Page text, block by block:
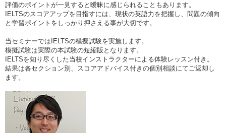
評価のポイントが一見すると曖昧に感じられることもあります。
IELTSのスコアアップを目指すには、現状の英語力を把握し、問題の傾向
と学習ポイントをしっかり押さえる事が大切です。
当セミナーではIELTSの模擬試験を実施します。
模擬試験は実際の本試験の短縮版となります。
IELTSを知り尽くした当校インストラクターによる体験レッスン付き。
結果は各セクション別、スコアアドバイス付きの個別相談にてご返却し
ます。